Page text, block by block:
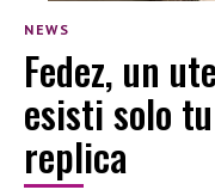
NEWS
Fedez, un
esisti solo
replica